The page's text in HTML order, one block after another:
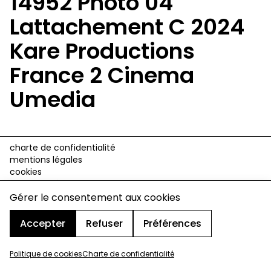
Gérer le consentement aux cookies
Accepter
Refuser Préférences
Politique de cookiesCharte de confidentialité
Lattachement C 2024
Kare Productions
France 2 Cinema
Umedia
charte de confidentialité
mentions légales
cookies
design & développement :© signelazer.com